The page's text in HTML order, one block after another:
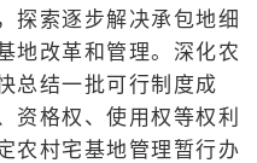
探索逐步解决承包地细
地改革和管理。深化农
总结一批可行制度成
资格权、使用权等权利
农村宅基地管理暂行办